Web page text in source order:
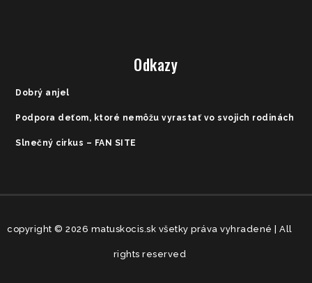
Odkazy
Dobrý anjel
Podpora deťom, ktoré nemôžu vyrastať vo svojich rodinách
Slnečný cirkus – FAN SITE
copyright © 2026 matuskocis.sk všetky práva vyhradené | All
rights reserved